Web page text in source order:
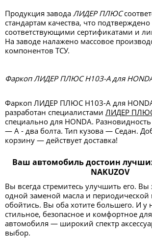
Продукция завода ЛИДЕР ПЛЮС
стандартам качества, что подтверждено
соответствующими сертификатами и
На заводе налажено массовое
компонентов ТСУ.
Фаркоп ЛИДЕР ПЛЮС H103-A для HONDA
Фаркоп ЛИДЕР ПЛЮС H103-A для
разработан специалистами ЛИДЕР
специально для HONDA.
— А - два болта. Тип кузова — Седан.
корзину — действует доставка!
Ваш автомобиль достоин
NAKUZOV
Вы всегда стремитесь улучшить его. Вы
одной заменой масла и периодической
обойтись. Вы оба хотите большего. И у
стильное, безопасное и комфортное
автомобиля — широкий спектр
выбор.